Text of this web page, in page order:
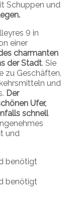
Schuppen und
9 in
einer
charmanten
der Stadt. Sie
zu Geschäften,
und
Der
Ufer,
schnell
und
benötigt
benötigt